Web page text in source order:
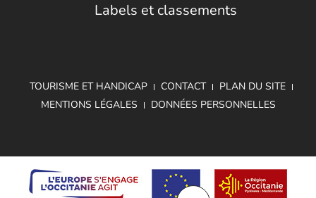
Labels et classements
TOURISME ET HANDICAP CONTACT
PLAN DU SITE
MENTIONS LÉGALES
DONNÉES PERSONNELLES